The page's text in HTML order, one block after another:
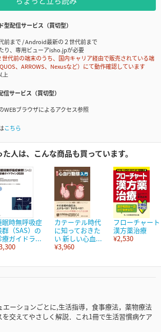
型配信サービス（買切型）
前まで / Android最新の２世代前まで
り、専用ビューアisho.jpが必要
代前の端末のうち、国内キャリア経由で販売されている端
、ARROWS、Nexusなど）にて動作確認しています
上
信サービス（買切型）
ブラウザによるアクセス参照
こちら
人は、こんな商品も買っています。
眠時無呼吸症
群（SAS）の
療ガイドラ...
カテーテル時代
に知っておきた
い 新しい心血...
¥3,960
フローチャート
漢方薬治療
¥2,530
エーションごとに,生活指導，食事療法，薬物療法
を交えてやさしく解説．これ1冊で生活習慣病ケア